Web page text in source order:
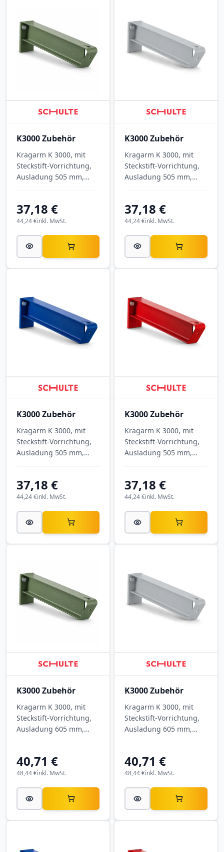
K3000 Zubehör
Kragarm K 3000, mit
Steckstift-Vorrichtung,
Ausladung 505 mm,
37,18 €
inkl. MwSt.
44,24 €
K3000 Zubehör
Kragarm K 3000, mit
Steckstift-Vorrichtung,
Ausladung 505 mm,
37,18 €
inkl. MwSt.
44,24 €
K3000 Zubehör
Kragarm K 3000, mit
Steckstift-Vorrichtung,
Ausladung 505 mm,
37,18 €
inkl. MwSt.
44,24 €
K3000 Zubehör
Kragarm K 3000, mit
Steckstift-Vorrichtung,
Ausladung 505 mm,
37,18 €
inkl. MwSt.
44,24 €
K3000 Zubehör
Kragarm K 3000, mit
Steckstift-Vorrichtung,
Ausladung 605 mm,
40,71 €
inkl. MwSt.
48,44 €
K3000 Zubehör
Kragarm K 3000, mit
Steckstift-Vorrichtung,
Ausladung 605 mm,
40,71 €
inkl. MwSt.
48,44 €